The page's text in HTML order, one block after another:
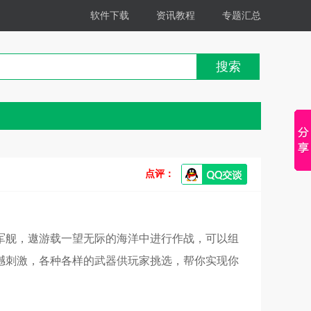
软件下载 资讯教程 专题汇总
搜索
点评：
，遨游载一望无际的海洋中进行作战，可以组
激，各种各样的武器供玩家挑选，帮你实现你